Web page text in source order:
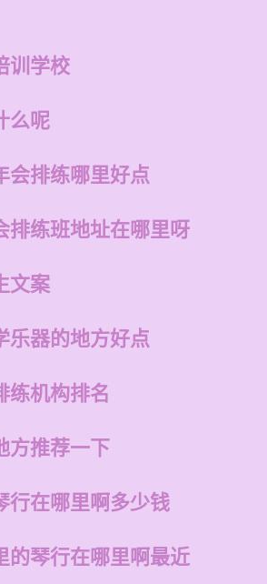
训学校
么呢
会排练哪里好点
排练班地址在哪里呀
文案
乐器的地方好点
练机构排名
方推荐一下
行在哪里啊多少钱
的琴行在哪里啊最近